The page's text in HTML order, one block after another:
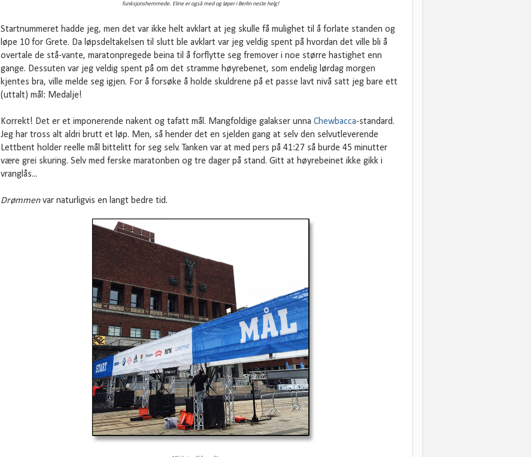
funksjonshemmede. Eline er også med og løper i Berlin neste helg!
Startnummeret hadde jeg, men det var ikke helt avklart at jeg skulle få mulighet til å forlate standen og
løpe 10 for Grete. Da løpsdeltakelsen til slutt ble avklart var jeg veldig spent på hvordan det ville bli å
overtale de stå-vante, maratonpregede beina til å forflytte seg fremover i noe større hastighet enn
gange. Dessuten var jeg veldig spent på om det stramme høyrebenet, som endelig lørdag morgen
kjentes bra, ville melde seg igjen. For å forsøke å holde skuldrene på et passe lavt nivå satt jeg bare ett
(uttalt) mål: Medalje!
Korrekt! Det er et imponerende nakent og tafatt mål. Mangfoldige galakser unna Chewbacca-standard.
Jeg har tross alt aldri brutt et løp. Men, så hender det en sjelden gang at selv den selvutleverende
Lettbent holder reelle mål bittelitt for seg selv. Tanken var at med pers på 41:27 så burde 45 minutter
være grei skuring. Selv med ferske maratonben og tre dager på stand. Gitt at høyrebeinet ikke gikk i
vranglås...
Drømmenvar naturligvis en langt bedre tid.